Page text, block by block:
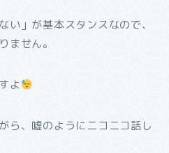
い」が基本スタンスなので、
ません。
よ
ら、嘘のようにニコニコ話し